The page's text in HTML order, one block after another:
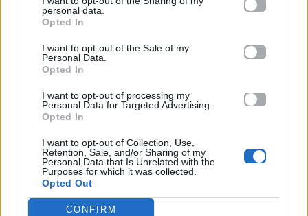
personal data.
Opted In
I want to opt-out of the Sale of my
Personal Data.
Opted In
I want to opt-out of processing my
Personal Data for Targeted Advertising.
Opted In
I want to opt-out of Collection, Use,
Retention, Sale, and/or Sharing of my
Personal Data that Is Unrelated with the
Purposes for which it was collected.
Opted Out
CONFIRM
4. Street Food
Ένα από τα πιο
θετικές κριτικές και μεγάλη ποικιλία σε
σουβλάκια, τυλιχτά και burgers, αποτελεί
αγαπημένο προορισμό τόσο για Αθηναίους όσο και
για επισκέπτες της πόλης.